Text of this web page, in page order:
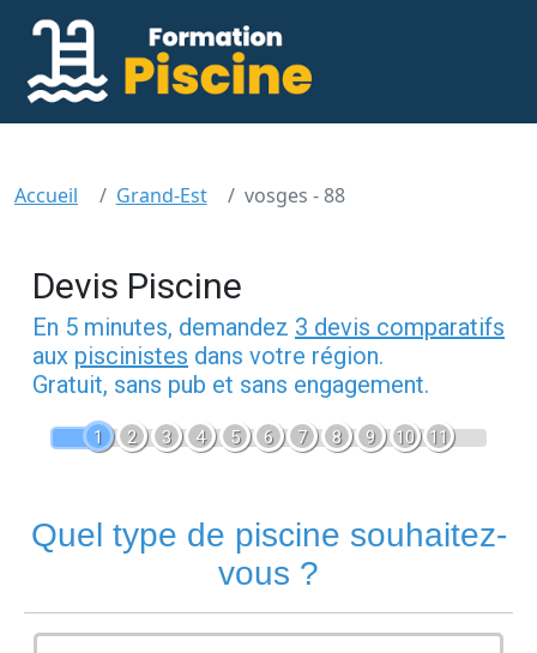
Accueil Grand-Est vosges - 88
Devis Piscine
En 5 minutes, demandez 3 devis comparatifs
aux piscinistes dans votre région.
Gratuit, sans pub et sans engagement.
1 2 3 4 5 6 7 8 9 10 11
Quel type de piscine souhaitez-
vous ?